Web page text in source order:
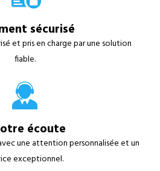
sécurisé
et pris en charge par une solution
fiable.
écoute
une attention personnalisée et un
exceptionnel.